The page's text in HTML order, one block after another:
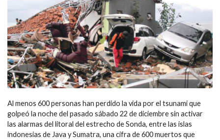
Al menos 600 personas han perdido la vida por el tsunami que
golpeó la noche del pasado sábado 22 de diciembre sin activar
las alarmas del litoral del estrecho de Sonda, entre las islas
indonesias de Java y Sumatra, una cifra de 600 muertos que